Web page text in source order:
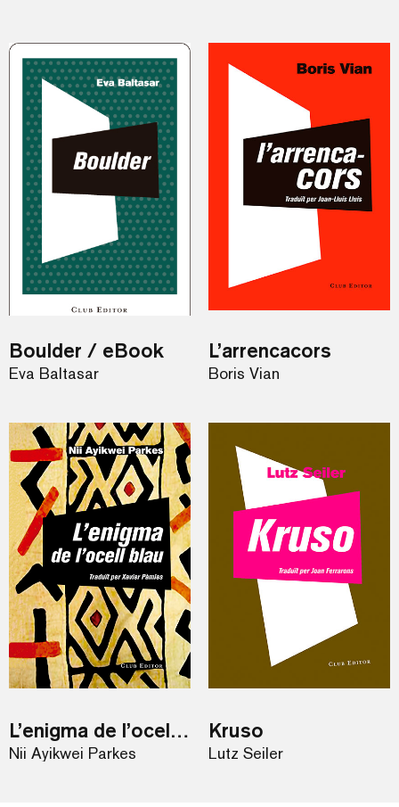
Boulder / eBook
Eva Baltasar
L’arrencacors
Boris Vian
L’enigma de l’ocell blau
Nii Ayikwei Parkes
Kruso
Lutz Seiler